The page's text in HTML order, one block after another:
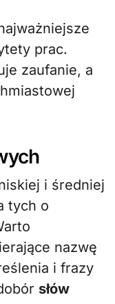
prac.
zaufanie, a
i średniej
tych o
nazwę
i frazy
słów